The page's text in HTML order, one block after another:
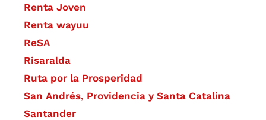
Renta Joven
Renta wayuu
ReSA
Risaralda
Ruta por la Prosperidad
San Andrés, Providencia y Santa Catalina
Santander